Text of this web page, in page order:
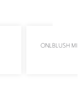
ONLBLUSH